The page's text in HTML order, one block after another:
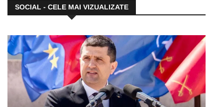
SOCIAL - CELE MAI VIZUALIZATE